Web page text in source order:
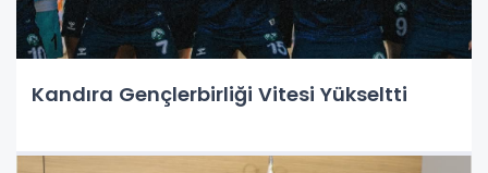
Kandıra Gençlerbirliği Vitesi Yükseltti